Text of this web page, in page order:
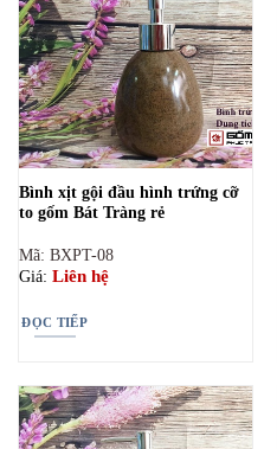
Bình xịt gội đầu hình trứng cỡ
to gốm Bát Tràng rẻ
Mã: BXPT-08
Giá: Liên hệ
ĐỌC TIẾP